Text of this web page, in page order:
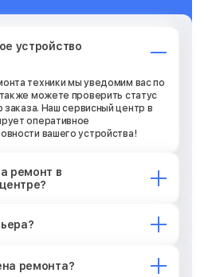
устройство
техники мы уведомим вас по
можете проверить статус
заказа. Наш сервисный центр в
оперативное
вашего устройства!
ремонт в
ремонта?